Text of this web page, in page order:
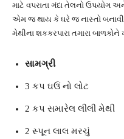
માટે વપરાતા ગંદા તેલનો ઉપયોગ
એમ જ થાય કે ઘરે જ નાસ્તો
મેથીના શકકરપારા તમારા
સામગ્રી
3 કપ ઘઉં નો લોટ
2 કપ સમારેલ લીલી મેથી
2 સ્પૂન લાલ મરચું